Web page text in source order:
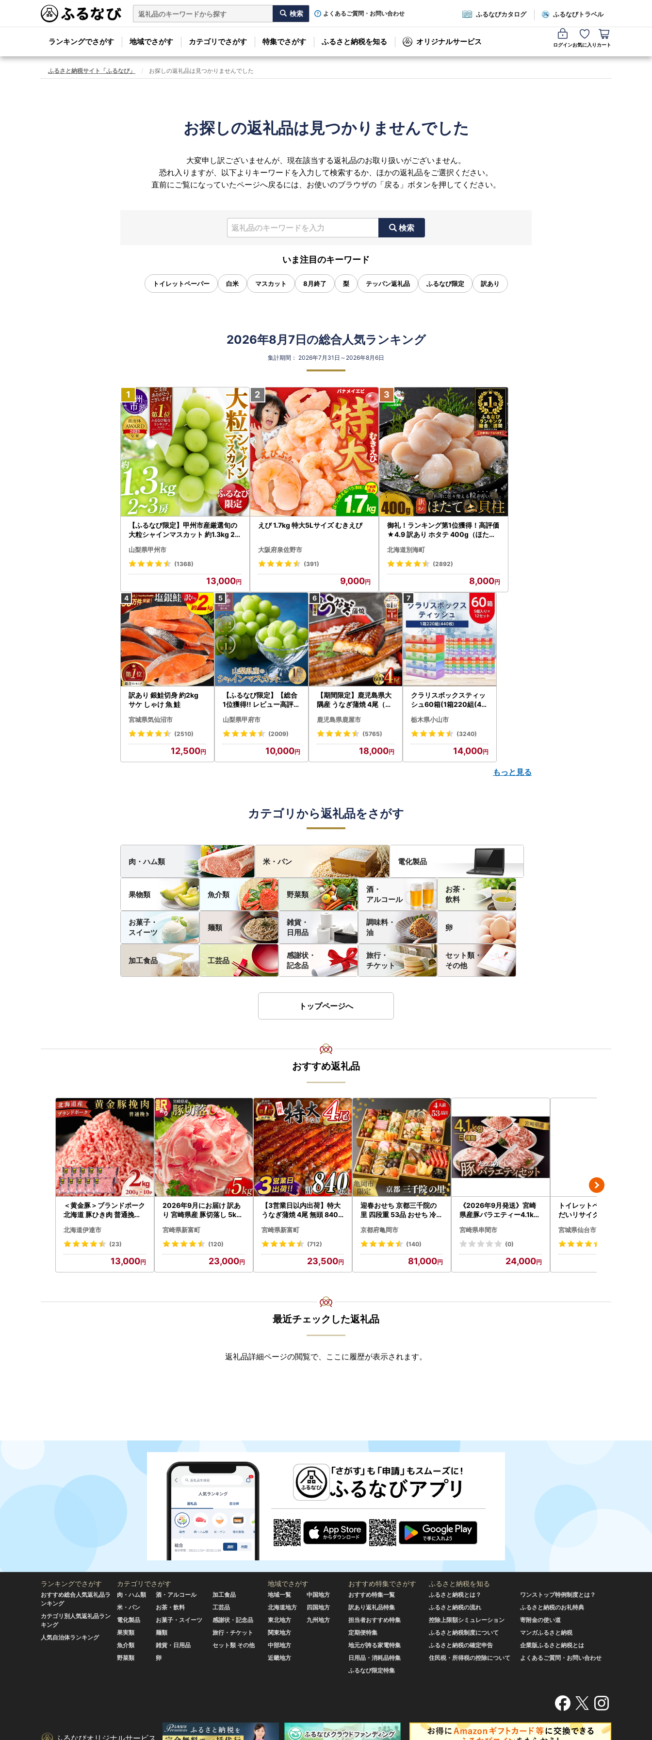
よくあるご質問・お問い合わせ ふるなびカタログ ふるなびトラベル
ランキングでさがす 地域でさがす カテゴリでさがす 特集でさがす ふるさと納税を知る オリジナルサービス ログインお気に入り カート
ふるさと納税サイト「ふるなび」 お探しの返礼品は見つかりませんでした
お探しの返礼品は見つかりませんでした
大変申し訳ございませんが、現在該当する返礼品のお取り扱いがございません。
恐れ入りますが、以下よりキーワードを入力して検索するか、ほかの返礼品をご選択ください。
直前にご覧になっていたページへ戻るには、お使いのブラウザの「戻る」ボタンを押してください。
検索
いま注目のキーワード
トイレットペーパー 白米 マスカット 8月終了 梨 テッパン返礼品 ふるなび限定 訳あり
2026年8月7日の総合人気ランキング
集計期間： 2026年7月31日～2026年8月6日
【ふるなび限定】甲州市産厳選旬の
大粒シャインマスカット 約1.3kg 2
472 FN-Limited-VO シャインマス
カット フルーツ
山梨県甲州市
(1368)
13,000
えび 1.7kg 特大5Lサイズ むきえび
大阪府泉佐野市
(391)
9,000
御礼！ランキング第1位獲得！高評価
★4.9 訳あり ホタテ 400g（ほたて
北海道別海町
(2892)
8,000
訳あり 銀鮭切身 約2kg
サケ しゃけ 魚 鮭
宮城県気仙沼市
(2510)
12,500
【ふるなび限定】【総合
1位獲得!! レビュー高評価
〉山梨県産 シャインマス
カット 2～3房（1.0kg以
N-Limited-SP
山梨県甲府市
(2009)
10,000
【期間限定】鹿児島県大
隅産 うなぎ蒲焼 4尾（60
cp18 うなぎ 鰻 魚 惣菜 総
菜
鹿児島県鹿屋市
(5765)
18,000
クラリスボックスティッ
シュ60箱(1箱220組(44
ト)【配送不可地域：離島
・沖縄県】【1256759】
栃木県小山市
(3240)
14,000
もっと見る
カテゴリから返礼品をさがす
肉・ハム類 米・パン 電化製品
果物類 魚介類 野菜類
酒・
アルコール
お茶・
飲料
お菓子・
スイーツ
麺類
雑貨・
日用品
調味料・
油
卵
加工食品 工芸品
感謝状・
記念品
旅行・
チケット
セット類・
その他
トップページへ
おすすめ返礼品
＜黄金豚＞ブランドポーク
北海道 豚ひき肉 普通挽き
北海道伊達市
(23)
13,000
2026年9月にお届け 訳あ
り 宮崎県産 豚切落し 5kg
宮崎県新富町
(120)
23,000
【3営業日以内出荷】特大
うなぎ蒲焼 4尾 無頭 840g
宮崎県新富町
(712)
23,500
迎春おせち 京都三千院の
里 四段重 53品 おせち 冷蔵
京都府亀岡市
(140)
81,000
《2026年9月発送》宮崎
県産豚バラエティー4.1kg
宮崎県串間市
(0)
24,000
トイレットペーパー せん
だいリサイクル ダブル9
宮城県仙台市
最近チェックした返礼品
返礼品詳細ページの閲覧で、ここに履歴が表示されます。
ランキングでさがす
おすすめ総合人気返礼品ラ
ンキング
カテゴリ別人気返礼品ラン
キング
人気自治体ランキング
カテゴリでさがす
肉・ハム類
米・パン
電化製品
果実類
魚介類
野菜類
酒・アルコール
お茶・飲料
お菓子・スイーツ
麺類
雑貨・日用品
卵
加工食品
工芸品
感謝状・記念品
旅行・チケット
セット類 その他
地域でさがす
地域一覧
北海道地方
東北地方
関東地方
中部地方
近畿地方
中国地方
四国地方
九州地方
おすすめ特集でさがす
おすすめ特集一覧
訳あり返礼品特集
担当者おすすめ特集
定期便特集
地元が誇る家電特集
日用品・消耗品特集
ふるなび限定特集
ふるさと納税を知る
ふるさと納税とは？
ふるさと納税の流れ
控除上限額シミュレーション
ふるさと納税制度について
ふるさと納税の確定申告
住民税・所得税の控除について
ワンストップ特例制度とは？
ふるさと納税のお礼特典
寄附金の使い道
マンガふるさと納税
企業版ふるさと納税とは
よくあるご質問・お問い合わせ